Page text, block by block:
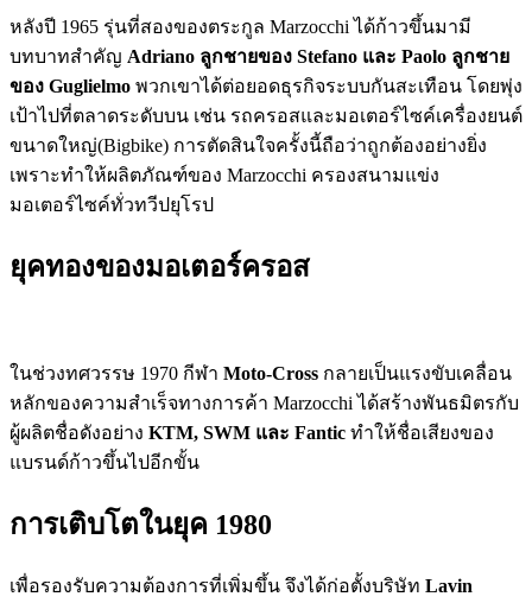
หลังปี 1965 รุ่นที่สองของตระกูล Marzocchi ได้ก้าวขึ้นมามี
บทบาทสำคัญ Adriano ลูกชายของ Stefano และ Paolo ลูกชาย
ของ Guglielmo พวกเขาได้ต่อยอดธุรกิจระบบกันสะเทือน โดยพุ่ง
เป้าไปที่ตลาดระดับบน เช่น รถครอสและมอเตอร์ไซค์เครื่องยนต์
ขนาดใหญ่(Bigbike) การตัดสินใจครั้งนี้ถือว่าถูกต้องอย่างยิ่ง
เพราะทำให้ผลิตภัณฑ์ของ Marzocchi ครองสนามแข่ง
มอเตอร์ไซค์ทั่วทวีปยุโรป
ยุคทองของมอเตอร์ครอส
ในช่วงทศวรรษ 1970 กีฬา Moto-Cross กลายเป็นแรงขับเคลื่อน
หลักของความสำเร็จทางการค้า Marzocchi ได้สร้างพันธมิตรกับ
ผู้ผลิตชื่อดังอย่าง KTM, SWM และ Fantic ทำให้ชื่อเสียงของ
แบรนด์ก้าวขึ้นไปอีกขั้น
การเติบโตในยุค 1980
เพื่อรองรับความต้องการที่เพิ่มขึ้น จึงได้ก่อตั้งบริษัท Lavin